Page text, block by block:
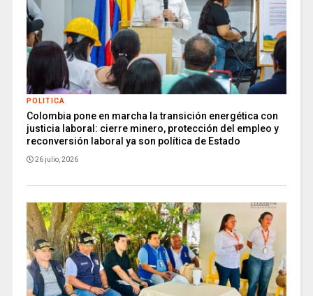
POLITICA
Colombia pone en marcha la transición energética con
justicia laboral: cierre minero, protección del empleo y
reconversión laboral ya son política de Estado
26 julio, 2026